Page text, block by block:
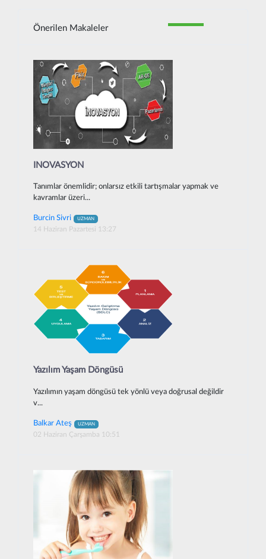
Önerilen Makaleler
INOVASYON
Tanımlar önemlidir; onlarsız etkili tartışmalar yapmak ve
kavramlar üzeri...
Burcin Sivri UZMAN
14 Haziran Pazartesi 13:27
Yazılım Yaşam Döngüsü
Yazılımın yaşam döngüsü tek yönlü veya doğrusal değildir
v...
Balkar Ateş UZMAN
02 Haziran Çarşamba 10:51